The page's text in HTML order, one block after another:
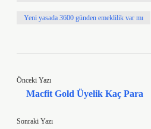
Yeni yasada 3600 günden emeklilik var mı
Önceki Yazı
Macfit Gold Üyelik Kaç Para
Sonraki Yazı